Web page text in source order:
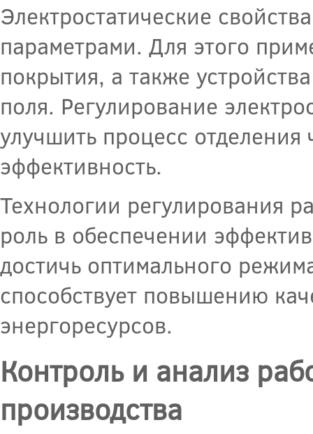
Электростатические
параметрами. Для этого
покрытия, а также
поля. Регулирование
улучшить процесс
эффективность.
Технологии регулирования
роль в обеспечении
достичь оптимального
способствует повышению
энергоресурсов.
Контроль и анализ
производства